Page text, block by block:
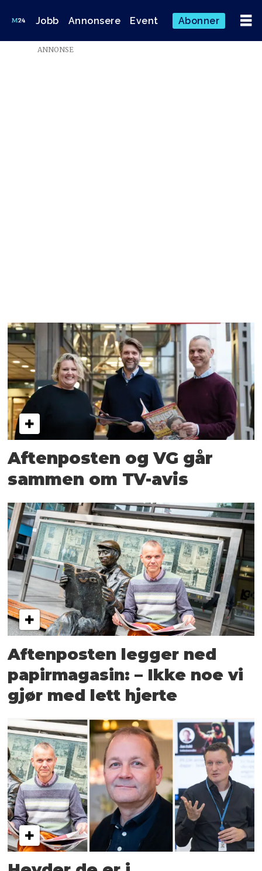
Jobb Annonsere Event Abonner
Emne:
ANNONSE
Aftenposten og VG går
sammen om TV-avis
Aftenposten legger ned
papirmagasin: – Ikke noe vi
gjør med lett hjerte